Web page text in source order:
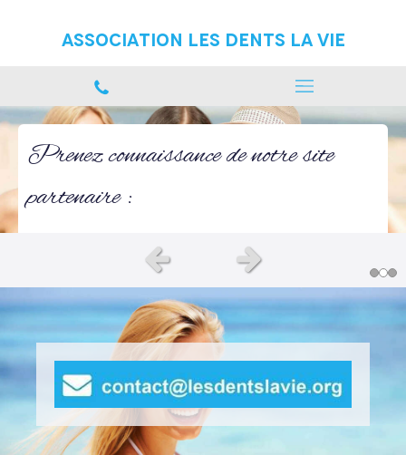
Association Les Dents La vie
Prenez connaissance de notre site
partenaire :
https://www.green-dentisterie.com
Slide précédentSlide suivant